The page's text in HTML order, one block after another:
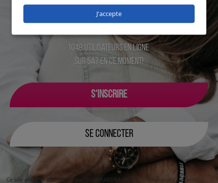
1049 utilisateurs en ligne
sur 5a7 en ce moment!
S‘INSCRIRE
SE CONNECTER
J'accepte